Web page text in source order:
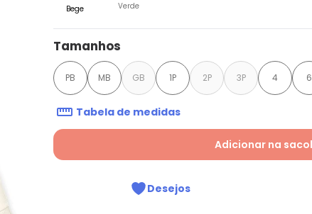
Bege Verde
Tamanhos
PB MB GB 1P 2P 3P 4 6
Tabela de medidas
Adicionar na
Desejos